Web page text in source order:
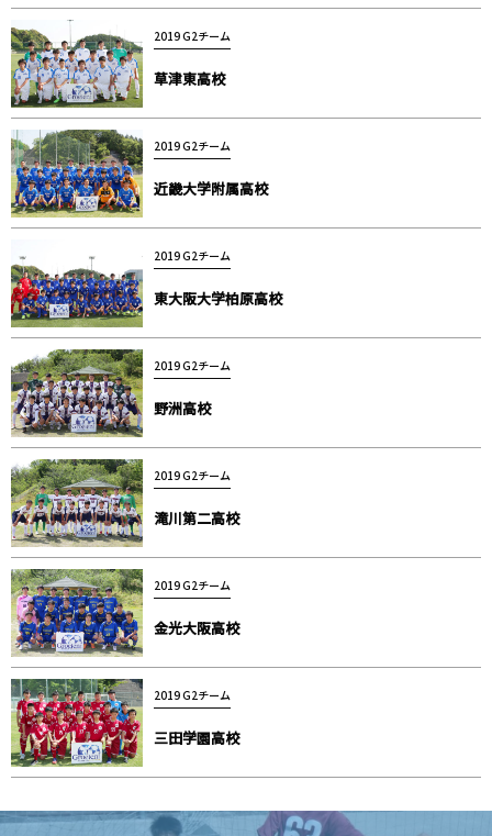
2019 G2チーム
草津東高校
2019 G2チーム
近畿大学附属高校
2019 G2チーム
東大阪大学柏原高校
2019 G2チーム
野洲高校
2019 G2チーム
滝川第二高校
2019 G2チーム
金光大阪高校
2019 G2チーム
三田学園高校